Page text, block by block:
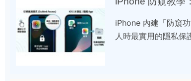
iPhone 內建「防窺
人時最實用的隱私保